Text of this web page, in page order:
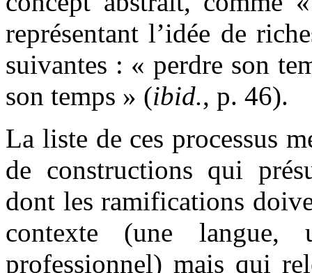
représentant l’idée de
suivantes : « perdre son
son temps » (ibid., p. 46).
La liste de ces processus
de constructions qui
dont les ramifications
contexte (une langue,
professionnel) mais qui